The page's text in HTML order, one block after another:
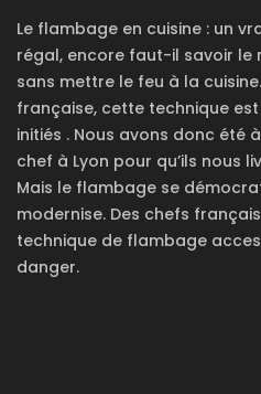
Le flambage en cuisine : un
régal, encore faut-il savoir le
sans mettre le feu à la
française, cette technique
initiés . Nous avons donc été
chef à Lyon pour qu’ils nous
Mais le flambage se
modernise. Des chefs
technique de flambage
danger.